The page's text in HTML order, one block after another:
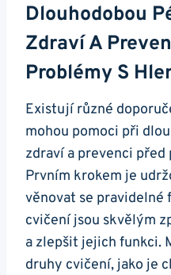
‍dlouhodobou
Zdraví A
Problémy S
Existují ⁣různé
mohou pomoci při
zdraví a prevenci
Prvním krokem ‍je
věnovat​ se
cvičení‌ jsou ⁤skvělým
a zlepšit ⁤jejich funkci.
druhy cvičení, jako⁢ je‍